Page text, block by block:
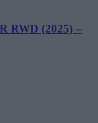
RWD (2025) –